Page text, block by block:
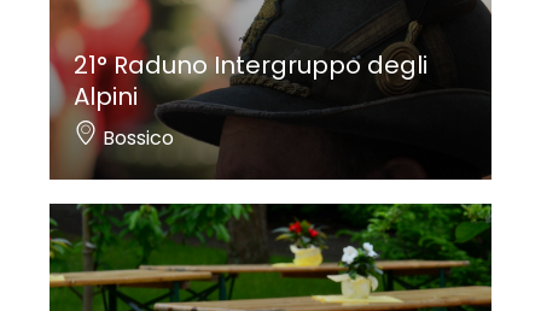
21° Raduno Intergruppo degli
Alpini
Bossico